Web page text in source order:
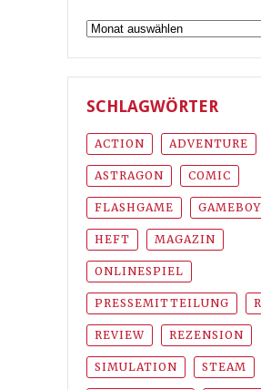
Archiv
SCHLAGWÖRTER
ACTION ADVENTURE
ASTRAGON COMIC
FLASHGAME GAMEBOY
HEFT MAGAZIN
ONLINESPIEL
PRESSEMITTEILUNG
REVIEW REZENSION
SIMULATION STEAM